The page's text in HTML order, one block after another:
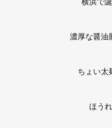
濃厚な醤油
ちょい太
ほう